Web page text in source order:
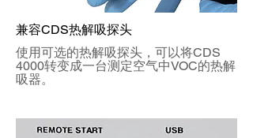
兼容CDS热解吸探头
使用可选的热解吸探头，可以将CDS
4000转变成一台测定空气中VOC的热解
吸器。